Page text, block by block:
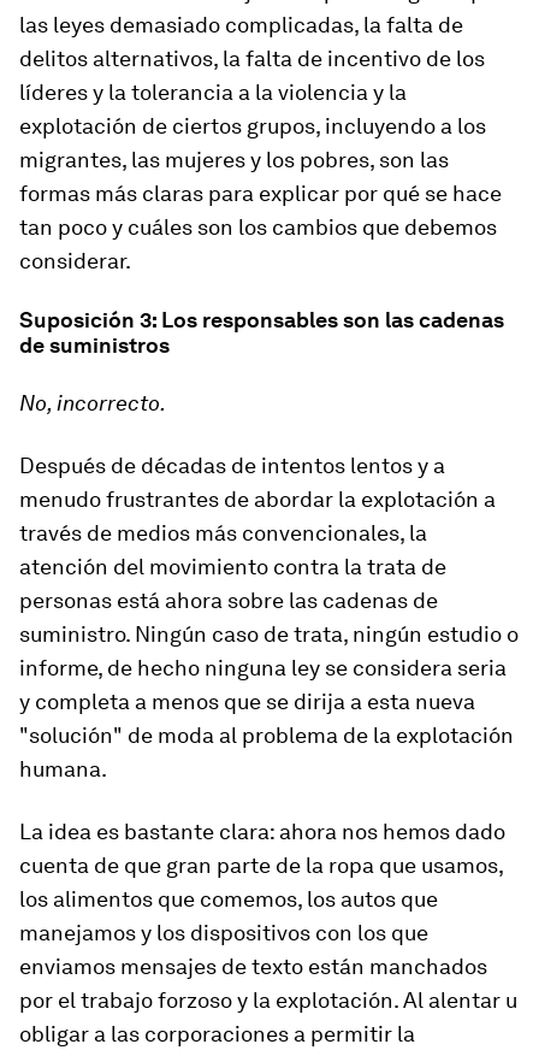
las leyes demasiado complicadas, la falta de
delitos alternativos, la falta de incentivo de los
líderes y la tolerancia a la violencia y la
explotación de ciertos grupos, incluyendo a los
migrantes, las mujeres y los pobres, son las
formas más claras para explicar por qué se hace
tan poco y cuáles son los cambios que debemos
considerar.
Suposición 3: Los responsables son las cadenas
de suministros
No, incorrecto.
Después de décadas de intentos lentos y a
menudo frustrantes de abordar la explotación a
través de medios más convencionales, la
atención del movimiento contra la trata de
personas está ahora sobre las cadenas de
suministro. Ningún caso de trata, ningún estudio o
informe, de hecho ninguna ley se considera seria
y completa a menos que se dirija a esta nueva
"solución" de moda al problema de la explotación
humana.
La idea es bastante clara: ahora nos hemos dado
cuenta de que gran parte de la ropa que usamos,
los alimentos que comemos, los autos que
manejamos y los dispositivos con los que
enviamos mensajes de texto están manchados
por el trabajo forzoso y la explotación. Al alentar u
obligar a las corporaciones a permitir la